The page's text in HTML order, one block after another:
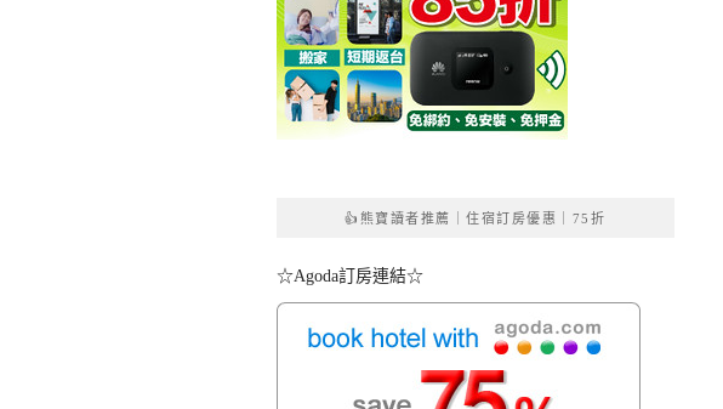
👍熊寶讀者推薦｜住宿訂房優惠｜75折
☆Agoda訂房連結☆